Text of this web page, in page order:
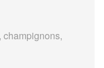
champignons,